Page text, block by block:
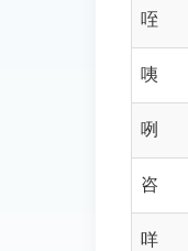
咥
咦
咧
咨
咩